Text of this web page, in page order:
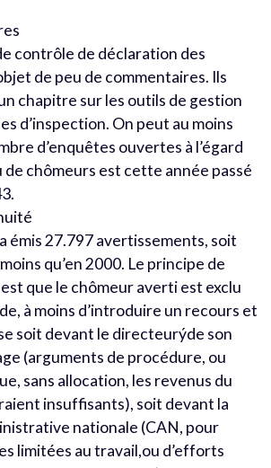
contrôle de déclaration des
de peu de commentaires. Ils
chapitre sur les outils de gestion
d’inspection. On peut au moins
d’enquêtes ouvertes à l’égard
chômeurs est cette année passé
émis 27.797 avertissements, soit
qu’en 2000. Le principe de
que le chômeur averti est exclu
à moins d’introduire un recours et
soit devant le directeurýde son
(arguments de procédure, ou
sans allocation, les revenus du
insuffisants), soit devant la
nationale (CAN, pour
limitées au travail,ou d’efforts